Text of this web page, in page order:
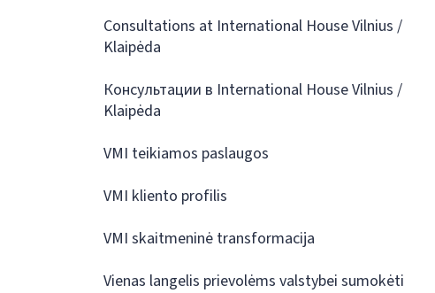
Consultations at International House Vilnius /
Klaipėda
Консультации в International House Vilnius /
Klaipėda
VMI teikiamos paslaugos
VMI kliento profilis
VMI skaitmeninė transformacija
Vienas langelis prievolėms valstybei sumokėti